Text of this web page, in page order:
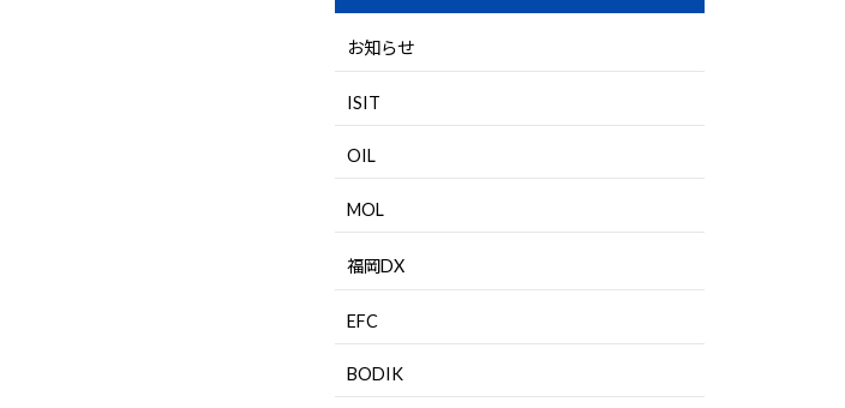
お知らせ
ISIT
OIL
MOL
福岡DX
EFC
BODIK